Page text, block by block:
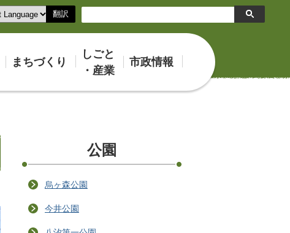
翻訳
検
索
まちづくり
しごと
・産業
市政情報
公園
烏ヶ森公園
今井公園